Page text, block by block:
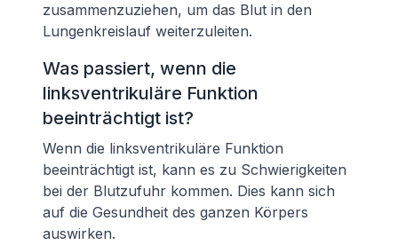
zusammenzuziehen, um das Blut in den
Lungenkreislauf weiterzuleiten.
Was passiert, wenn die
linksventrikuläre Funktion
beeinträchtigt ist?
Wenn die linksventrikuläre Funktion
beeinträchtigt ist, kann es zu Schwierigkeiten
bei der Blutzufuhr kommen. Dies kann sich
auf die Gesundheit des ganzen Körpers
auswirken.